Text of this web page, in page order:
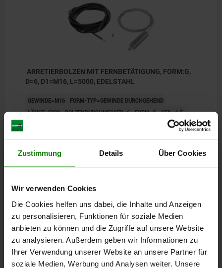
Zustimmung Details Über Cookies
Wir verwenden Cookies
Die Cookies helfen uns dabei, die Inhalte und Anzeigen
zu personalisieren, Funktionen für soziale Medien
anbieten zu können und die Zugriffe auf unsere Website
zu analysieren. Außerdem geben wir Informationen zu
Ihrer Verwendung unserer Website an unsere Partner für
soziale Medien, Werbung und Analysen weiter. Unsere
ARRETIERBOLZEN MIT FERNBETÄTIGUNG, FORM:G,
D=6, D1=M16, L=5000, EDELSTAHL
GEWINDE=M16
FORM-TYP=GEWINDE DURCHGEHEND
LÄNGE=5000 BOLZENDURCHMESSER=6 FORM=G SEIL=1,5
SW=14
46,72 €
zzgl. Versandkosten
03096-09 G